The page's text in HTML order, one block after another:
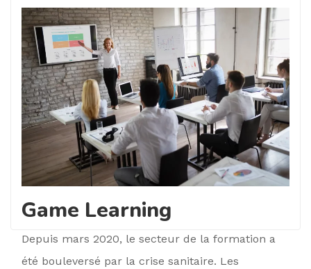
Game Learning
Depuis mars 2020, le secteur de la formation a
été bouleversé par la crise sanitaire. Les